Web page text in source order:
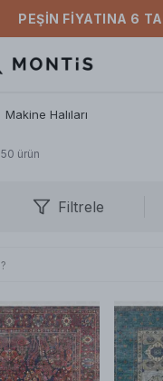
ÜCRETSIZ
Makine Halıları
50 ürün
Filtrele